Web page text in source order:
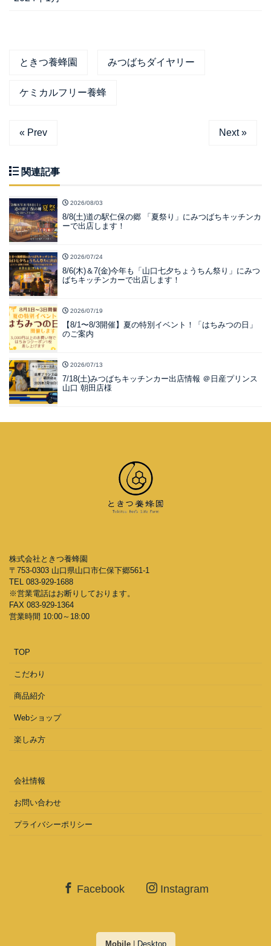
ときつ養蜂園 みつばちダイヤリー
ケミカルフリー養蜂
« Prev Next »
関連記事
2026/08/03
8/8(土)道の駅仁保の郷 「夏祭り」にみつばちキッチンカ
ーで出店します！
2026/07/24
8/6(木)＆7(金)今年も「山口七夕ちょうちん祭り」にみつ
ばちキッチンカーで出店します！
2026/07/19
【8/1〜8/3開催】夏の特別イベント！「はちみつの日」
のご案内
2026/07/13
7/18(土)みつばちキッチンカー出店情報 ＠日産プリンス
山口 朝田店様
株式会社ときつ養蜂園
〒753-0303 山口県山口市仁保下郷561-1
TEL 083-929-1688
※営業電話はお断りしております。
FAX 083-929-1364
営業時間 10:00～18:00
TOP
こだわり
商品紹介
Webショップ
楽しみ方
会社情報
お問い合わせ
プライバシーポリシー
Facebook Instagram
Mobile| Desktop